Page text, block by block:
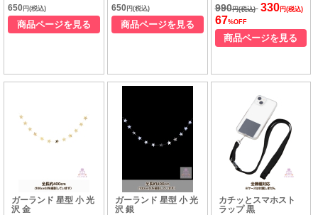
650 円(税込)
商品ページを見る
650円(税込)
商品ページを見る
990円(税込) 330円(税込)
67%OFF
商品ページを見る
ガーランド 星型 小 光
沢 金
ガーランド 星型 小 光
沢 銀
カチッとスマホスト
ラップ 黒